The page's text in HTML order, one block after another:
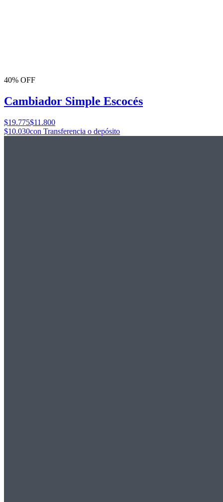
40% OFF
Cambiador Simple Escocés
$19.775$11.800
$10.030con Transferencia o depósito